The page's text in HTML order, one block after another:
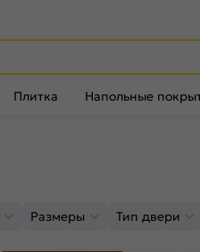
Плитка Напольные
Размеры Тип двери